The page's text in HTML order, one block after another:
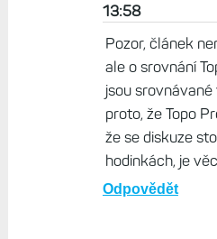
13:58
Pozor, článek
ale o srovnání
jsou
proto, že Topo
že se diskuze
hodinkách, je
Odpovědět